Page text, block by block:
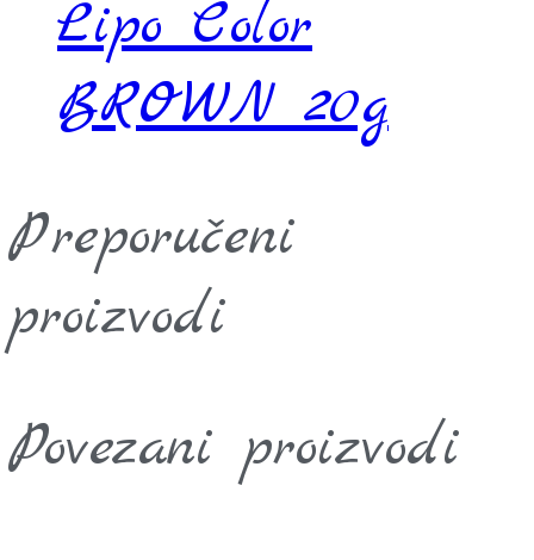
Lipo Color
BROWN 20g
Preporučeni
proizvodi
Povezani proizvodi